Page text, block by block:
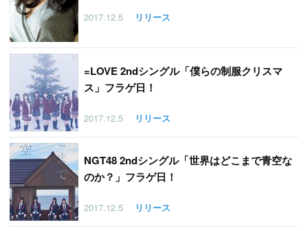
2017.12.5 リリース
=LOVE 2ndシングル「僕らの制服クリスマ
ス」フラゲ日！
2017.12.5 リリース
NGT48 2ndシングル「世界はどこまで青空な
のか？」フラゲ日！
2017.12.5 リリース